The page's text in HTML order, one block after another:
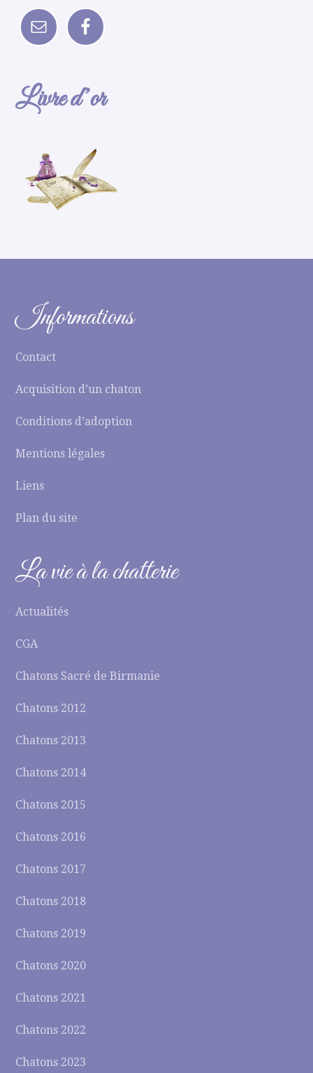
Livre d’or
Informations
Contact
Acquisition d’un chaton
Conditions d’adoption
Mentions légales
Liens
Plan du site
La vie à la chatterie
Actualités
CGA
Chatons Sacré de Birmanie
Chatons 2012
Chatons 2013
Chatons 2014
Chatons 2015
Chatons 2016
Chatons 2017
Chatons 2018
Chatons 2019
Chatons 2020
Chatons 2021
Chatons 2022
Chatons 2023